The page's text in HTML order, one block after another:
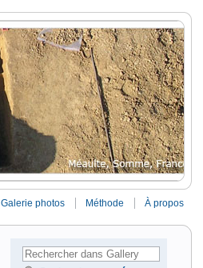
Galerie photos Méthode À propos